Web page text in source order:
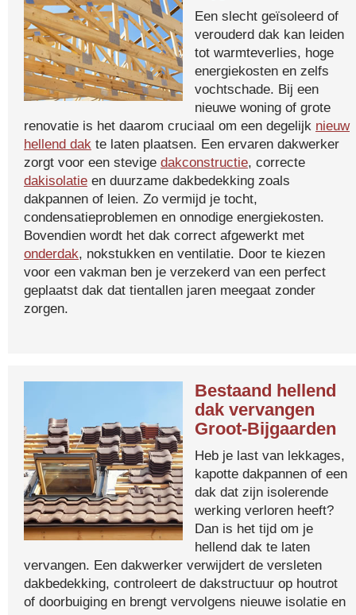
Een slecht geïsoleerd of
verouderd dak kan leiden
tot warmteverlies, hoge
energiekosten en zelfs
vochtschade. Bij een
nieuwe woning of grote
renovatie is het daarom cruciaal om een degelijk nieuw
hellend dak te laten plaatsen. Een ervaren dakwerker
zorgt voor een stevige dakconstructie, correcte
dakisolatie en duurzame dakbedekking zoals
dakpannen of leien. Zo vermijd je tocht,
condensatieproblemen en onnodige energiekosten.
Bovendien wordt het dak correct afgewerkt met
onderdak, nokstukken en ventilatie. Door te kiezen
voor een vakman ben je verzekerd van een perfect
geplaatst dak dat tientallen jaren meegaat zonder
zorgen.
Bestaand hellend
dak vervangen
Groot-Bijgaarden
Heb je last van lekkages,
kapotte dakpannen of een
dak dat zijn isolerende
werking verloren heeft?
Dan is het tijd om je
hellend dak te laten
vervangen. Een dakwerker verwijdert de versleten
dakbedekking, controleert de dakstructuur op houtrot
of doorbuiging en brengt vervolgens nieuwe isolatie en